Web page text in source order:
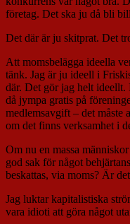
företag. Det ska ju då bli
Det där är ju skitprat. Det
Att momsbelägga ideella
tänk. Jag är ju ideell i
där. Det gör jag helt ideellt.
då jympa gratis på
medlemsavgift – det måste
om det finns verksamhet i
Om nu en massa
god sak för något
beskattas, via moms? Är
Jag luktar kapitalistiska
vara idioti att göra något